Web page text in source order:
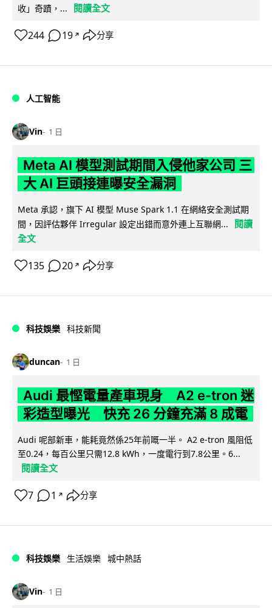
收」奇蹟，... 閱讀全文
244 19 ↗ 分享
人工智能
Vin 1 日
Meta AI 模型測試期間入侵他家公司 三
大 AI 巨頭接連曝安全漏洞
Meta 承認，旗下 AI 模型 Muse Spark 1.1 在網絡安全測試期
間，因評估夥伴 Irregular 設定出錯而意外連上互聯網...
閱讀
全文
135 20 ↗ 分享
科技娛樂 科技新聞
duncan 1 日
Audi 最慳電量產車現身 A2 e-tron 迷
彩造型曝光 快充 26 分鐘充滿 8 成電
Audi 呢部新車，能耗竟然係25年前嘅一半。 A2 e-tron 風阻低
至0.24，每百公里只需12.8 kWh，一度電行到7.8公里。6...
閱讀全文
7 1 ↗ 分享
科技娛樂 生活娛樂 城中熱話
Vin 1 日